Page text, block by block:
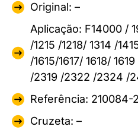
Original: –
Aplicação: F14000 /
/1215 /1218/ 1314 /
/1615/1617/ 1618/
/2319 /2322 /2324 /
Referência: 210084-
Cruzeta: –